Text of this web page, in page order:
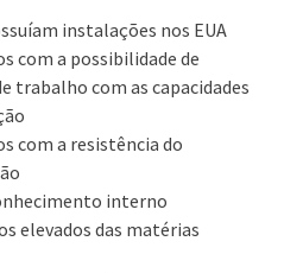
instalações nos EUA
com a possibilidade de
trabalho com as capacidades
com a resistência do
interno
elevados das matérias